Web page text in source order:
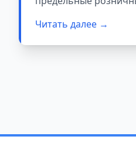
постановление №58
года опубликовано
Читать далее →